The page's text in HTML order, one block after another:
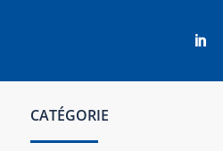

CATÉGORIE